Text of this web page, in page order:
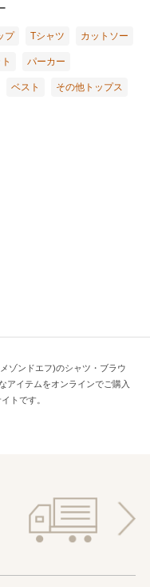
プ Tシャツ カットソー
パーカー
ベスト その他トップス
ゾンドエフ)のシャツ・ブラウ
アイテムをオンラインでご購入
トです。